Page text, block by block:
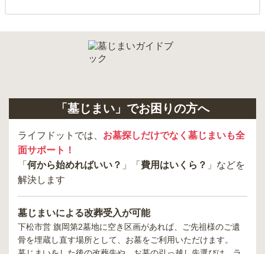
「墓じまい」でお困りの方へ
ライフドットでは、 お墓探しだけでなく墓じまいも全
面サポート！
「 何から始めればいい？ 」「 費用はいくら？ 」などを
解決します
墓じまいによる改葬受入が可能
下松市営 旗岡第2墓地に空き区画があれば、ご先祖様のご遺
骨を埋蔵し直す場所として、お墓をご利用いただけます。